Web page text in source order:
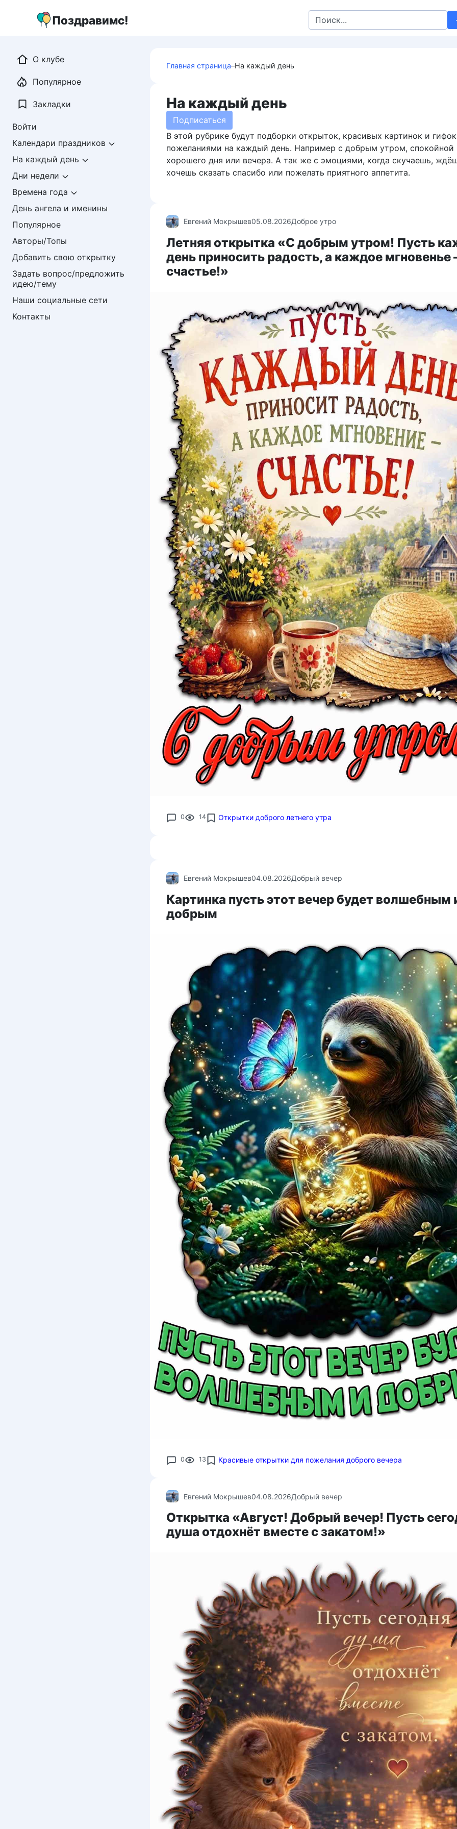
Поздравимс!
Search
for:
Главная страница–На каждый день
На каждый день
Подписаться
В этой рубрике будут подборки открыток, красивых картинок и
пожеланиями на каждый день. Например с добрым утром, спокойной
хорошего дня или вечера. А так же с эмоциями, когда скучаешь,
хочешь сказать спасибо или пожелать приятного аппетита.
Евгений Мокрышев05.08.2026Доброе утро
Летняя открытка «С добрым утром! Пусть
день приносить радость, а каждое
счастье!»
0 14 Открытки доброго летнего утра
Евгений Мокрышев04.08.2026Добрый вечер
Картинка пусть этот вечер будет волшебным
добрым
0 13 Красивые открытки для пожелания доброго вечера
Евгений Мокрышев04.08.2026Добрый вечер
Открытка «Август! Добрый вечер! Пусть
душа отдохнёт вместе с закатом!»
О клубе
Популярное
Закладки
Войти
Календари праздников
На каждый день
Дни недели
Времена года
День ангела и именины
Популярное
Авторы/Топы
Добавить свою открытку
Задать вопрос/предложить
идею/тему
Наши социальные сети
Контакты